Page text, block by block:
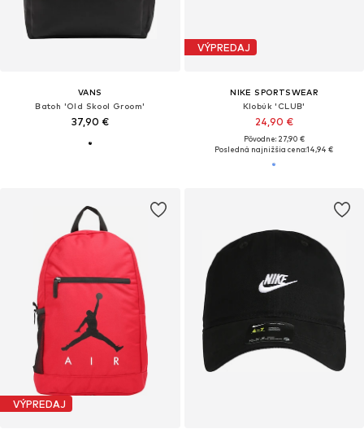
VANS
Batoh 'Old Skool Groom'
37,90 €
VÝPREDAJ
NIKE SPORTSWEAR
Klobúk 'CLUB'
24,90 €
Pôvodne: 27,90 €
Posledná najnižšia cena:14,94 €
VÝPREDAJ